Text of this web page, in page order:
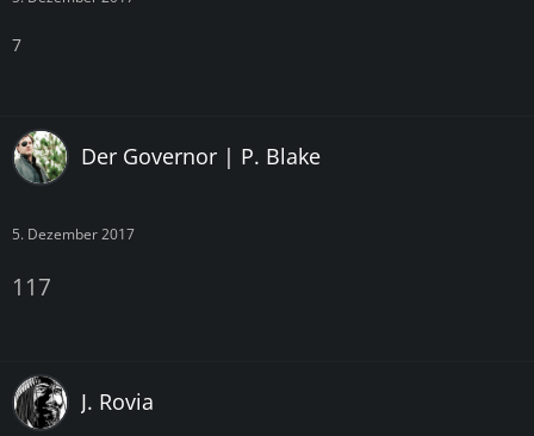
7
Der Governor | P. Blake
5. Dezember 2017
117
J. Rovia